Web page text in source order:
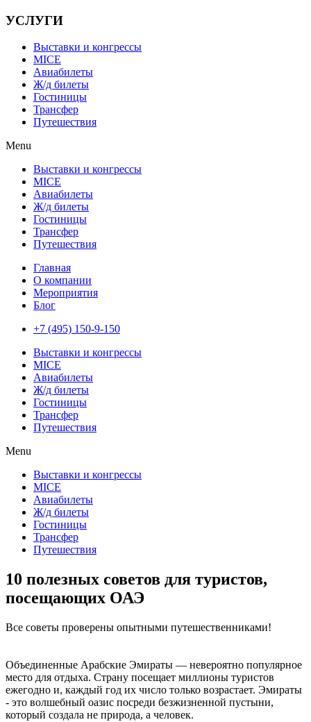
УСЛУГИ
Выставки и конгрессы
MICE
Авиабилеты
Ж/д билеты
Гостиницы
Трансфер
Путешествия
Menu
Выставки и конгрессы
MICE
Авиабилеты
Ж/д билеты
Гостиницы
Трансфер
Путешествия
Главная
О компании
Мероприятия
Блог
+7 (495) 150-9-150
Выставки и конгрессы
MICE
Авиабилеты
Ж/д билеты
Гостиницы
Трансфер
Путешествия
Menu
Выставки и конгрессы
MICE
Авиабилеты
Ж/д билеты
Гостиницы
Трансфер
Путешествия
10 полезных советов для туристов,
посещающих ОАЭ
Все советы проверены опытными путешественниками!
Объединенные Арабские Эмираты — невероятно популярное
место для отдыха. Страну посещает миллионы туристов
ежегодно и, каждый год их число только возрастает. Эмираты
- это волшебный оазис посреди безжизненной пустыни,
который создала не природа, а человек.